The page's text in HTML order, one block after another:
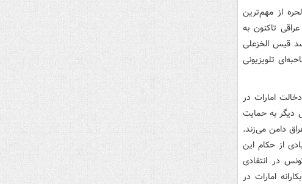
از مهم‌ترین
تاکنون به
قیس الخزعلی
تلویزیونی
امارات در
دیگر به حمایت
دامن می‌زند.
از حکام این
در انتقادی
امارات در